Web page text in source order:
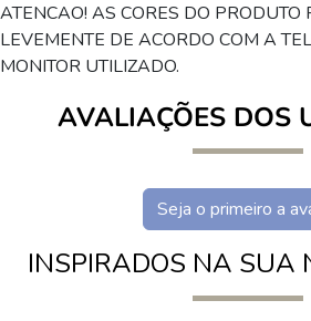
ATENCAO! AS CORES DO
LEVEMENTE DE ACORDO COM A
MONITOR UTILIZADO.
AVALIAÇÕES DOS
Seja o primeiro a
INSPIRADOS NA SUA